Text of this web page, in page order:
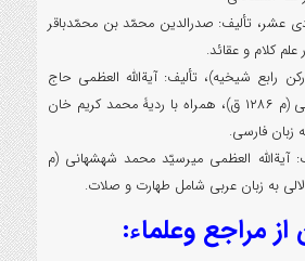
عشر، تألیف: صدرالدین محمّد بن محمّدباقر
رابع شیخیه)، تألیف: آیةالله العظمی حاج
سید حسینعلی تویسرکانی (م ۱۲۸۶ ق)، همراه با ردیۀ محمد کریم خان
زبان فارسی.
آیةالله العظمی میرسیّد محمد شهشهانی (م
مراجع وعلماء: